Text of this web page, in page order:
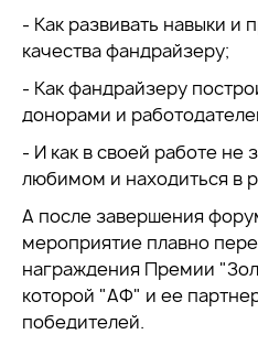
- Как развивать навыки и
качества фандрайзеру;
- Как фандрайзеру
донорами и
- И как в своей работе не
любимом и находиться в
А после завершения
мероприятие плавно
награждения Премии
которой "АФ" и ее
победителей.